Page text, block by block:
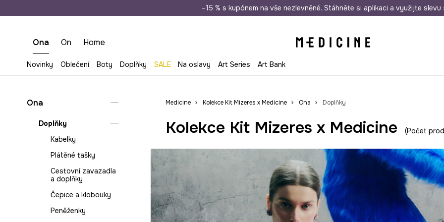
Doprava zdarma při nákupu nad 1 200 Kč Odeslání i do 24 hodin 30
–15 % s kupónem na vše nezlevněné. Stáhněte si aplikaci a využijte slevu
Ona On Home
Novinky Oblečení Boty Doplňky SALE Na oslavy Art Series Art Bank
Ona
Doplňky
Kabelky
Plátěné tašky
Cestovní zavazadla
a doplňky
Čepice a klobouky
Peněženky
Medicine Kolekce Kit Mizeres x Medicine Ona Doplňky
Kolekce Kit Mizeres x Medicine Počet